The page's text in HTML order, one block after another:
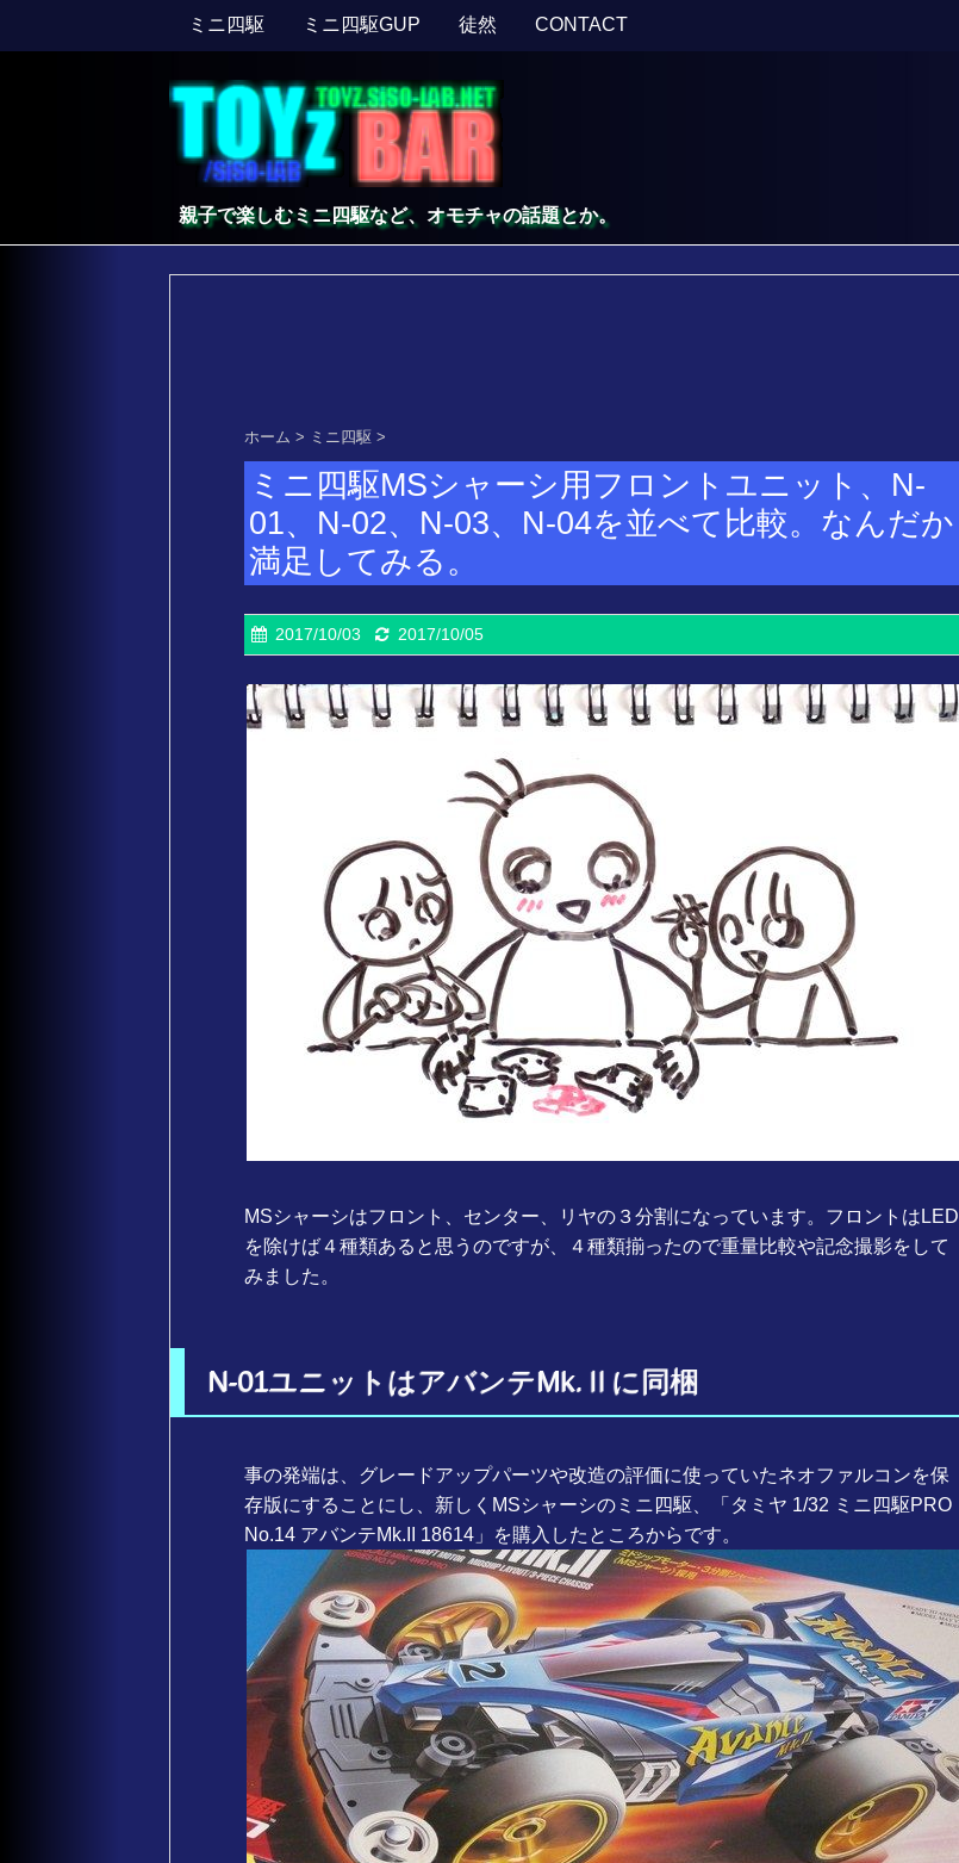
ミニ四駆 ミニ四駆GUP 徒然 CONTACT
親子で楽しむミニ四駆など、オモチャの話題とか。
ホーム > ミニ四駆 >
ミニ四駆MSシャーシ用フロントユニット、N-
01、N-02、N-03、N-04を並べて比較。なんだか
満足してみる。
2017/10/03 2017/10/05
MSシャーシはフロント、センター、リヤの３分割になっています。フロントはLED
を除けば４種類あると思うのですが、４種類揃ったので重量比較や記念撮影をして
みました。
N-01ユニットはアバンテMk.Ⅱに同梱
事の発端は、グレードアップパーツや改造の評価に使っていたネオファルコンを保
存版にすることにし、新しくMSシャーシのミニ四駆、「タミヤ 1/32 ミニ四駆PRO
No.14 アバンテMk.II 18614」を購入したところからです。